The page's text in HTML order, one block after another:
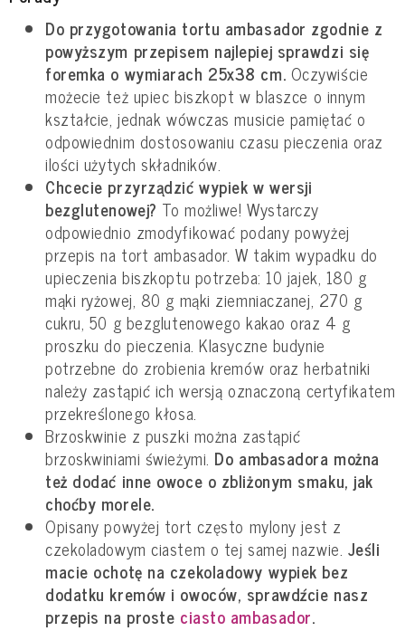
Do przygotowania tortu ambasador zgodnie z
powyższym przepisem najlepiej sprawdzi się
foremka o wymiarach 25x38 cm. Oczywiście
możecie też upiec biszkopt w blaszce o innym
kształcie, jednak wówczas musicie pamiętać o
odpowiednim dostosowaniu czasu pieczenia oraz
ilości użytych składników.
Chcecie przyrządzić wypiek w wersji
bezglutenowej? To możliwe! Wystarczy
odpowiednio zmodyfikować podany powyżej
przepis na tort ambasador. W takim wypadku do
upieczenia biszkoptu potrzeba: 10 jajek, 180 g
mąki ryżowej, 80 g mąki ziemniaczanej, 270 g
cukru, 50 g bezglutenowego kakao oraz 4 g
proszku do pieczenia. Klasyczne budynie
potrzebne do zrobienia kremów oraz herbatniki
należy zastąpić ich wersją oznaczoną certyfikatem
przekreślonego kłosa.
Brzoskwinie z puszki można zastąpić
brzoskwiniami świeżymi. Do ambasadora można
też dodać inne owoce o zbliżonym smaku, jak
choćby morele.
Opisany powyżej tort często mylony jest z
czekoladowym ciastem o tej samej nazwie. Jeśli
macie ochotę na czekoladowy wypiek bez
dodatku kremów i owoców, sprawdźcie nasz
przepis na proste ciasto ambasador.